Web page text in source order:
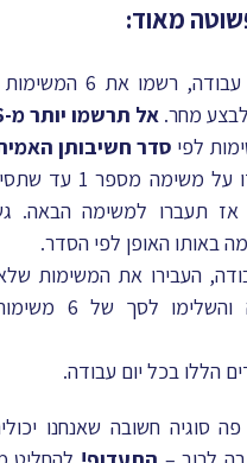
* בסוף כל יום עבודה,
לבצע מחר.אל תרשמו יותר מ-6!
לפי סדר חשיבותן
* למחרת, עבדו על
אז תעברו למשימה הבאה.
באותו האופן לפי הסדר.
העבירו את המשימות
לראש הרשימה
הללו בכל יום עבודה.
סוגיה חשובה שאנחנו